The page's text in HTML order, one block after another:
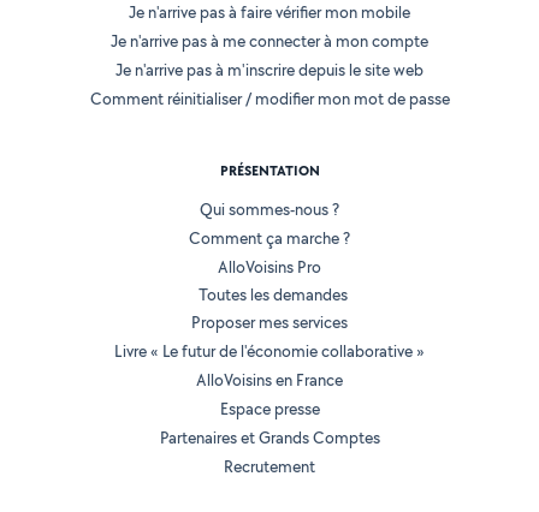
Je n'arrive pas à faire vérifier mon mobile
Je n'arrive pas à me connecter à mon compte
Je n'arrive pas à m'inscrire depuis le site web
Comment réinitialiser / modifier mon mot de passe
PRÉSENTATION
Qui sommes-nous ?
Comment ça marche ?
AlloVoisins Pro
Toutes les demandes
Proposer mes services
Livre « Le futur de l'économie collaborative »
AlloVoisins en France
Espace presse
Partenaires et Grands Comptes
Recrutement